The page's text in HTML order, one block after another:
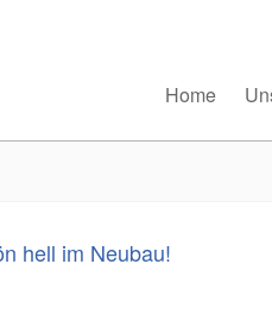
Home
hell im Neubau!